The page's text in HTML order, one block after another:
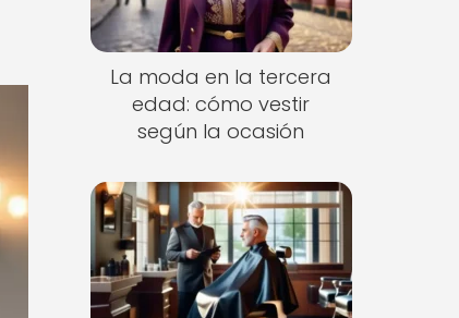
La moda en la tercera
edad: cómo vestir
según la ocasión